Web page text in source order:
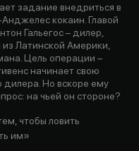
задание внедриться в
кокаин. Главой
Гальегос – дилер,
Латинской Америки,
Цель операции –
начинает свою
дилера. Но вскоре ему
на чьей он стороне?
чтобы ловить
им»